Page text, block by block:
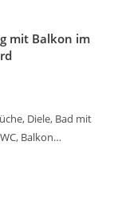
mit Balkon im
Diele, Bad mit
Balkon…